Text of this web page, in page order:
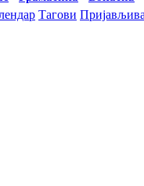
Тагови